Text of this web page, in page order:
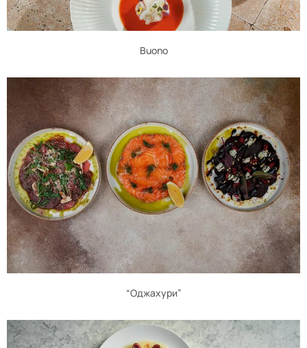
Buono
“Оджахури”